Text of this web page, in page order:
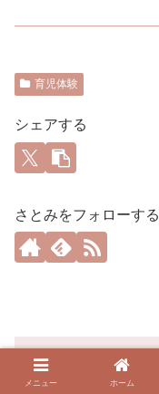
育児体験
シェアする
さとみをフォローする
関連記事
メニュー ホーム